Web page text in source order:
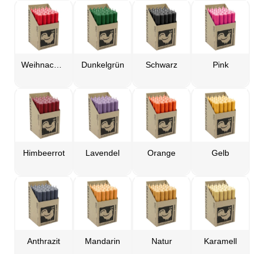
Dunkelgrün Schwarz Pink
Himbeerrot Lavendel Orange Gelb
Anthrazit Mandarin Natur Karamell